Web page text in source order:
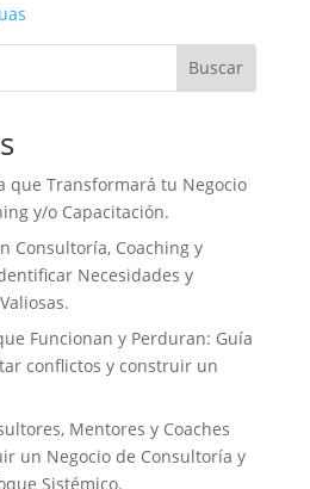
Buscar
que Transformará tu Negocio
y/o Capacitación.
Consultoría, Coaching y
Necesidades y
Funcionan y Perduran: Guía
conflictos y construir un
Mentores y Coaches
un Negocio de Consultoría y
Sistémico.